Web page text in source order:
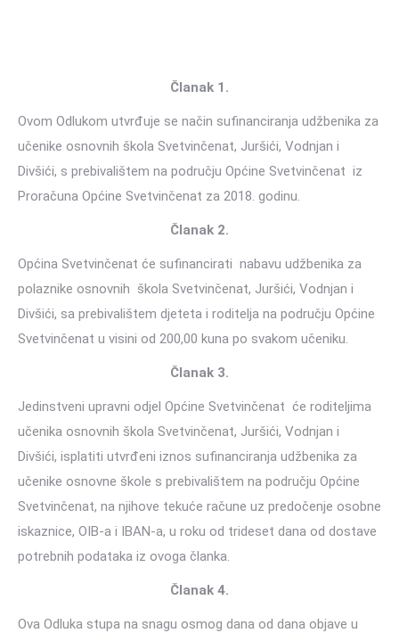
Članak 1.
Ovom Odlukom utvrđuje se način sufinanciranja udžbenika za
učenike osnovnih škola Svetvinčenat, Juršići, Vodnjan i
Divšići, s prebivalištem na području Općine Svetvinčenat iz
Proračuna Općine Svetvinčenat za 2018. godinu.
Članak 2.
Općina Svetvinčenat će sufinancirati nabavu udžbenika za
polaznike osnovnih škola Svetvinčenat, Juršići, Vodnjan i
Divšići, sa prebivalištem djeteta i roditelja na području Općine
Svetvinčenat u visini od 200,00 kuna po svakom učeniku.
Članak 3.
Jedinstveni upravni odjel Općine Svetvinčenat će roditeljima
učenika osnovnih škola Svetvinčenat, Juršići, Vodnjan i
Divšići, isplatiti utvrđeni iznos sufinanciranja udžbenika za
učenike osnovne škole s prebivalištem na području Općine
Svetvinčenat, na njihove tekuće račune uz predočenje osobne
iskaznice, OIB-a i IBAN-a, u roku od trideset dana od dostave
potrebnih podataka iz ovoga članka.
Članak 4.
Ova Odluka stupa na snagu osmog dana od dana objave u